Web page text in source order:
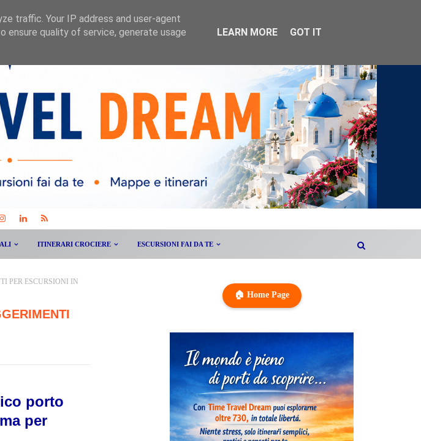
ITINERARI CROCIERE ESCURSIONI FAI DA TE
PER ESCURSIONI IN
porto
per
🏠 Home Page
traffic. Your IP address and user-agent
ensure quality of service, generate usage
LEARN MORE GOT IT